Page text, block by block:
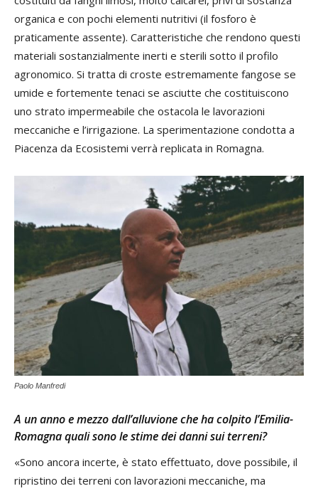
organica e con pochi elementi nutritivi (il fosforo è
praticamente assente). Caratteristiche che rendono questi
materiali sostanzialmente inerti e sterili sotto il profilo
agronomico. Si tratta di croste estremamente fangose se
umide e fortemente tenaci se asciutte che costituiscono
uno strato impermeabile che ostacola le lavorazioni
meccaniche e l’irrigazione. La sperimentazione condotta a
Piacenza da Ecosistemi verrà replicata in Romagna.
Paolo Manfredi
A un anno e mezzo dall’alluvione che ha colpito l’Emilia-
Romagna quali sono le stime dei danni sui terreni?
«Sono ancora incerte, è stato effettuato, dove possibile, il
ripristino dei terreni con lavorazioni meccaniche, ma